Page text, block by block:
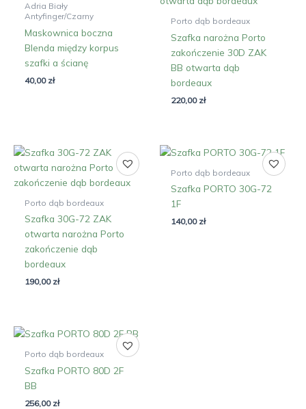
Adria Biały
Antyfinger/Czarny
Maskownica boczna
Blenda między korpus
szafki a ścianę
40,00 zł
Porto dąb bordeaux
Szafka narożna Porto
zakończenie 30D ZAK
BB otwarta dąb
bordeaux
220,00 zł
Porto dąb bordeaux
Szafka 30G-72 ZAK
otwarta narożna Porto
zakończenie dąb
bordeaux
190,00 zł
Porto dąb bordeaux
Szafka PORTO 30G-72
1F
140,00 zł
Porto dąb bordeaux
Szafka PORTO 80D 2F
BB
256,00 zł